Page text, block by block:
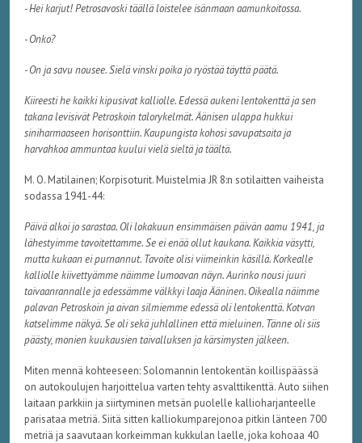
- Hei karjut! Petrosavoski täällä loistelee isänmaan aamunkoitossa.
- Onko?
- On ja savu nousee. Sielä vinski poika jo ryöstää täyttä päätä.
Kiireesti he kaikki kipusivat kalliolle. Edessä aukeni lentokenttä ja sen
takana levisivät Petroskoin talorykelmät. Äänisen ulappa hukkui
siniharmaaseen horisonttiin. Kaupungista kohosi savupatsaita ja
harvahkoa ammuntaa kuului vielä sieltä ja täältä.
M. O. Matilainen; Korpisoturit. Muistelmia JR 8:n sotilaitten vaiheista
sodassa 1941-44:
Päivä alkoi jo sarastaa. Oli lokakuun ensimmäisen päivän aamu 1941, ja
lähestyimme tavoitettamme. Se ei enää ollut kaukana. Kaikkia väsytti,
mutta kukaan ei purnannut. Tavoite olisi viimeinkin käsillä. Korkealle
kalliolle kiivettyämme näimme lumoavan näyn. Aurinko nousi juuri
taivaanrannalle ja edessämme välkkyi laaja Ääninen. Oikealla näimme
palavan Petroskoin ja aivan silmiemme edessä oli lentokenttä. Kotvan
katselimme näkyä. Se oli sekä juhlallinen että mieluinen. Tänne oli siis
päästy, monien kuukausien taivalluksen ja kärsimysten jälkeen.
Miten mennä kohteeseen: Solomannin lentokentän koillispäässä
on autokoulujen harjoittelua varten tehty asvalttikenttä. Auto siihen
laitaan parkkiin ja siirtyminen metsän puolelle kallioharjanteelle
parisataa metriä. Siitä sitten kalliokumparejonoa pitkin länteen 700
metriä ja saavutaan korkeimman kukkulan laelle, joka kohoaa 40